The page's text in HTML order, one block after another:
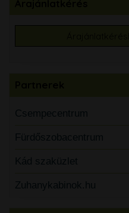
Csempecentrum
Fürdőszobacentrum
Kád szaküzlet
Zuhanykabinok.hu